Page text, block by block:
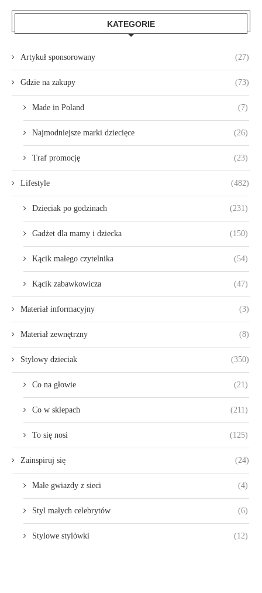
KATEGORIE
Artykuł sponsorowany (27)
Gdzie na zakupy (73)
Made in Poland (7)
Najmodniejsze marki dziecięce (26)
Traf promocję (23)
Lifestyle (482)
Dzieciak po godzinach (231)
Gadżet dla mamy i dziecka (150)
Kącik małego czytelnika (54)
Kącik zabawkowicza (47)
Materiał informacyjny (3)
Materiał zewnętrzny (8)
Stylowy dzieciak (350)
Co na głowie (21)
Co w sklepach (211)
To się nosi (125)
Zainspiruj się (24)
Małe gwiazdy z sieci (4)
Styl małych celebrytów (6)
Stylowe stylówki (12)